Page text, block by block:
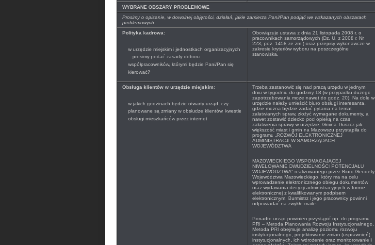
WYBRANE OBSZARY PROBLEMOWE
Prosimy o opisanie, w dowolnej objętości, działań, jakie zamierza Pani/Pan podjąć we wskazanych obszarach
problemowych.
Polityka kadrowa:
w urzędzie miejskim i jednostkach organizacyjnych
– prosimy podać zasady doboru
współpracowników, którymi będzie Pani/Pan się
kierować?
Obowiązuje ustawa z dnia 21 listopada 2008 r. o
pracownikach samorządowych (Dz. U. z 2008 r. Nr
223, poz. 1458 ze zm.) oraz przepisy wykonawcze w
zakresie kryteriów wyboru na poszczególne
stanowiska.
Obsługa klientów w urzędzie miejskim:
w jakich godzinach będzie otwarty urząd, czy
planowane są zmiany w obsłudze klientów, kwestie
obsługi mieszkańców przez internet
Trzeba zastanowić się nad pracą urzędu w jednym
dniu w tygodniu do godziny 18 (w przypadku dużego
zapotrzebowania może nawet do godz. 20). Na dole w
urzędzie należy umieścić biuro obsługi interesanta,
gdzie można będzie zadać pytania na temat
załatwianych spraw, złożyć wymagane dokumenty, a
nawet zostawić dziecko pod opieką na czas
załatwienia sprawy w urzędzie, Gmina Tłuszcz jak
większość miast i gmin na Mazowszu przystąpiła do
programu „ ROZWÓJ ELEKTRONICZNEJ
ADMINISTRACJI W SAMORZĄDACH
WOJEWÓDZTWA
MAZOWIECKIEGO WSPOMAGAJĄCEJ
NIWELOWANIE DWUDZIELNOŚCI POTENCJAŁU
WOJEWÓDZTWA” realizowanego przez Biuro Geodety
Województwa Mazowieckiego, który ma na celu
wprowadzenie elektronicznego obiegu dokumentów
oraz wydawania decyzji administracyjnych w formie
elektronicznej z kwalifikowanym podpisem
elektronicznym, Burmistrz i jego pracownicy powinni
odpowiadać na zwykłe maile.
Ponadto urząd powinien przystąpić np. do programu
PRI – Metoda Planowania Rozwoju Instytucjonalnego.
Metoda PRI obejmuje analizę poziomu rozwoju
instytucjonalnego, projektowanie zmian (usprawnień)
instytucjonalnych, ich wdrożenie oraz monitorowanie i